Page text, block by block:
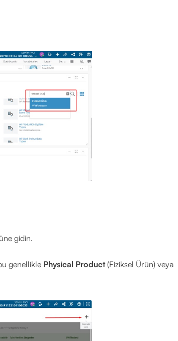
gidin.
genellikle Physical Product(Fiziksel Ürün) veya